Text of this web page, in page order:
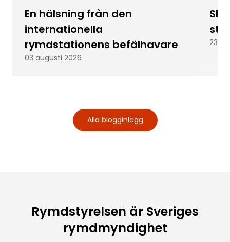
En hälsning från den
internationella
rymdstationens befälhavare
03 augusti 2026
23
Alla blogginlägg
Rymdstyrelsen är Sveriges
rymdmyndighet